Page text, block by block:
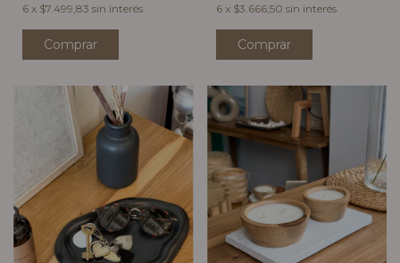
6 x $7.499,83 sin interés
6 x $3.666,50 sin interés